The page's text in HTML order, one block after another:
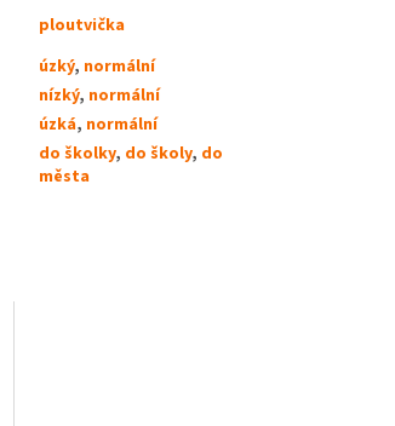
ploutvička
úzký, normální
nízký, normální
úzká, normální
do školky, do školy, do
města